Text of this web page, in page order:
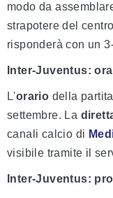
modo da
strapotere del
risponderà con un
Inter-Juventus:
L'orario della
settembre. La
canali calcio di
visibile tramite il
Inter-Juventus: